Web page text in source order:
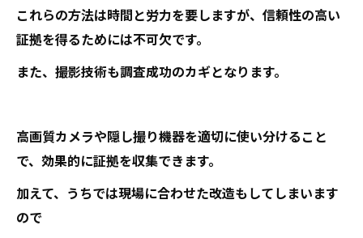
これらの方法は時間と労力を要しますが、信頼性の高い
証拠を得るためには不可欠です。
また、撮影技術も調査成功のカギとなります。
高画質カメラや隠し撮り機器を適切に使い分けること
で、効果的に証拠を収集できます。
加えて、うちでは現場に合わせた改造もしてしまいます
ので